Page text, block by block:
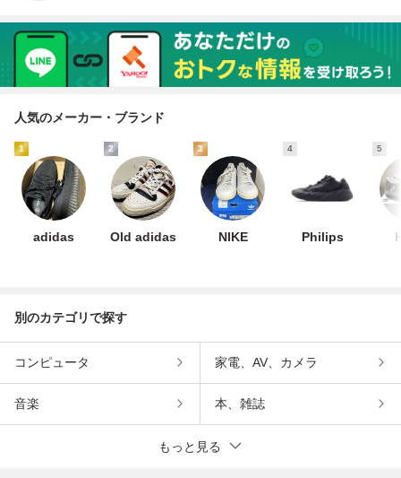
人気のメーカー・ブランド
1
adidas
2
Old adidas
3
NIKE
4
Philips
5
別のカテゴリで探す
コンピュータ 家電、AV、カメラ
音楽 本、雑誌
もっと見る